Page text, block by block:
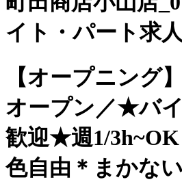
イト・パート求
【オープニング
オープン／★バ
歓迎★週1/
色自由＊まかな